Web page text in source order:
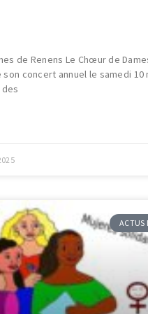
de Renens Le Chœur de
concert annuel le samedi 10
ACTUS